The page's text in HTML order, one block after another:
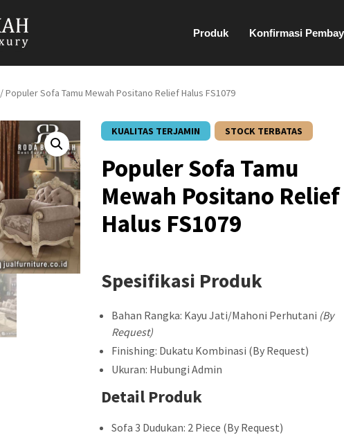
Produk Konfirmasi
/ Populer Sofa Tamu Mewah Positano Relief Halus FS1079
KUALITAS TERJAMIN STOCK TERBATAS
Populer Sofa Tamu
Mewah Positano Relief
Halus FS1079
Spesifikasi Produk
Bahan Rangka: Kayu Jati/Mahoni Perhutani (By
Request)
Finishing: Dukatu Kombinasi (By Request)
Ukuran: Hubungi Admin
Detail Produk
Sofa 3 Dudukan: 2 Piece (By Request)